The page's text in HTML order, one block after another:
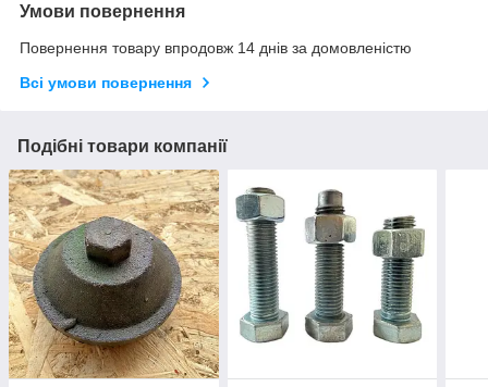
Умови повернення
Повернення товару впродовж 14 днів за домовленістю
Всі умови повернення
Подібні товари компанії